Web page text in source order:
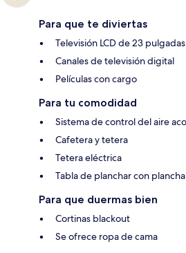
Para que te diviertas
Televisión LCD de 23 pulgadas
Canales de televisión digital
Películas con cargo
Para tu comodidad
Sistema de control del aire
Cafetera y tetera
Tetera eléctrica
Tabla de planchar con
Para que duermas bien
Cortinas blackout
Se ofrece ropa de cama